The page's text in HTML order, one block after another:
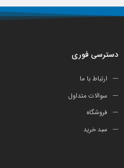
دسترسی فوری
ارتباط با ما
سوالات متداول
فروشگاه
سبد خرید